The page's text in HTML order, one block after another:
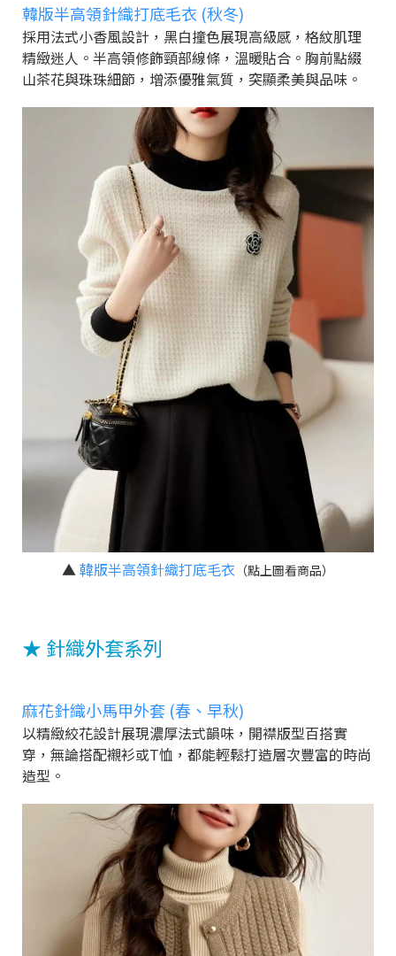
韓版半高領針織打底毛衣 (秋冬)
採用法式小香風設計，黑白撞色展現高級感，格紋肌理
精緻迷人。半高領修飾頸部線條，溫暖貼合。胸前點綴
山茶花與珠珠細節，增添優雅氣質，突顯柔美與品味。
▲韓版半高領針織打底毛衣 （點上圖看商品）
★ 針織外套系列
麻花針織小馬甲外套 (春、早秋)
以精緻絞花設計展現濃厚法式韻味，開襟版型百搭實
穿，無論搭配襯衫或T恤，都能輕鬆打造層次豐富的時尚
造型。